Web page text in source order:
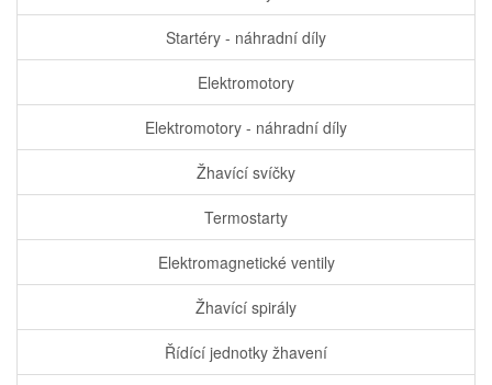
Startéry - náhradní díly
Elektromotory
Elektromotory - náhradní díly
Žhavící svíčky
Termostarty
Elektromagnetické ventily
Žhavící spirály
Řídící jednotky žhavení